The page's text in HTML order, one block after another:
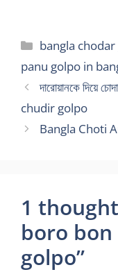
আমাদের বাসায় নিয়ে আসে।
আমাদের বাসা…
Categories
bangla
panu golpo in
দারোয়ানকে দিয়ে
chudir golpo
Bangla Choti
1 thought
boro
golpo”